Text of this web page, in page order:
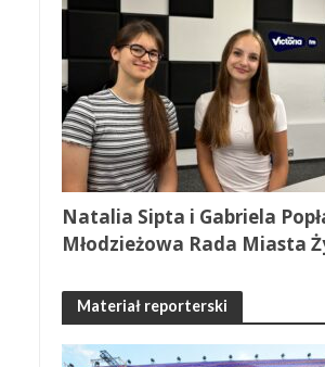
Natalia Sipta i Gabriela
Młodzieżowa Rada Miasta
Materiał reporterski